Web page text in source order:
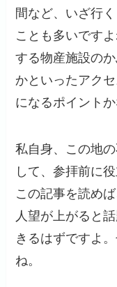
間など、いざ行
ことも多いです
する物産施設の
かといったアク
になるポイントか
私自身、この地
して、参拝前に
この記事を読め
人望が上がると
きるはずですよ
ね。